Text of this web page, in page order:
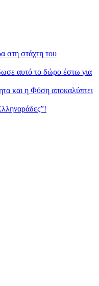
στη στάχτη του
αυτό το δώρο έστω για
και η Φύση αποκαλύπτει